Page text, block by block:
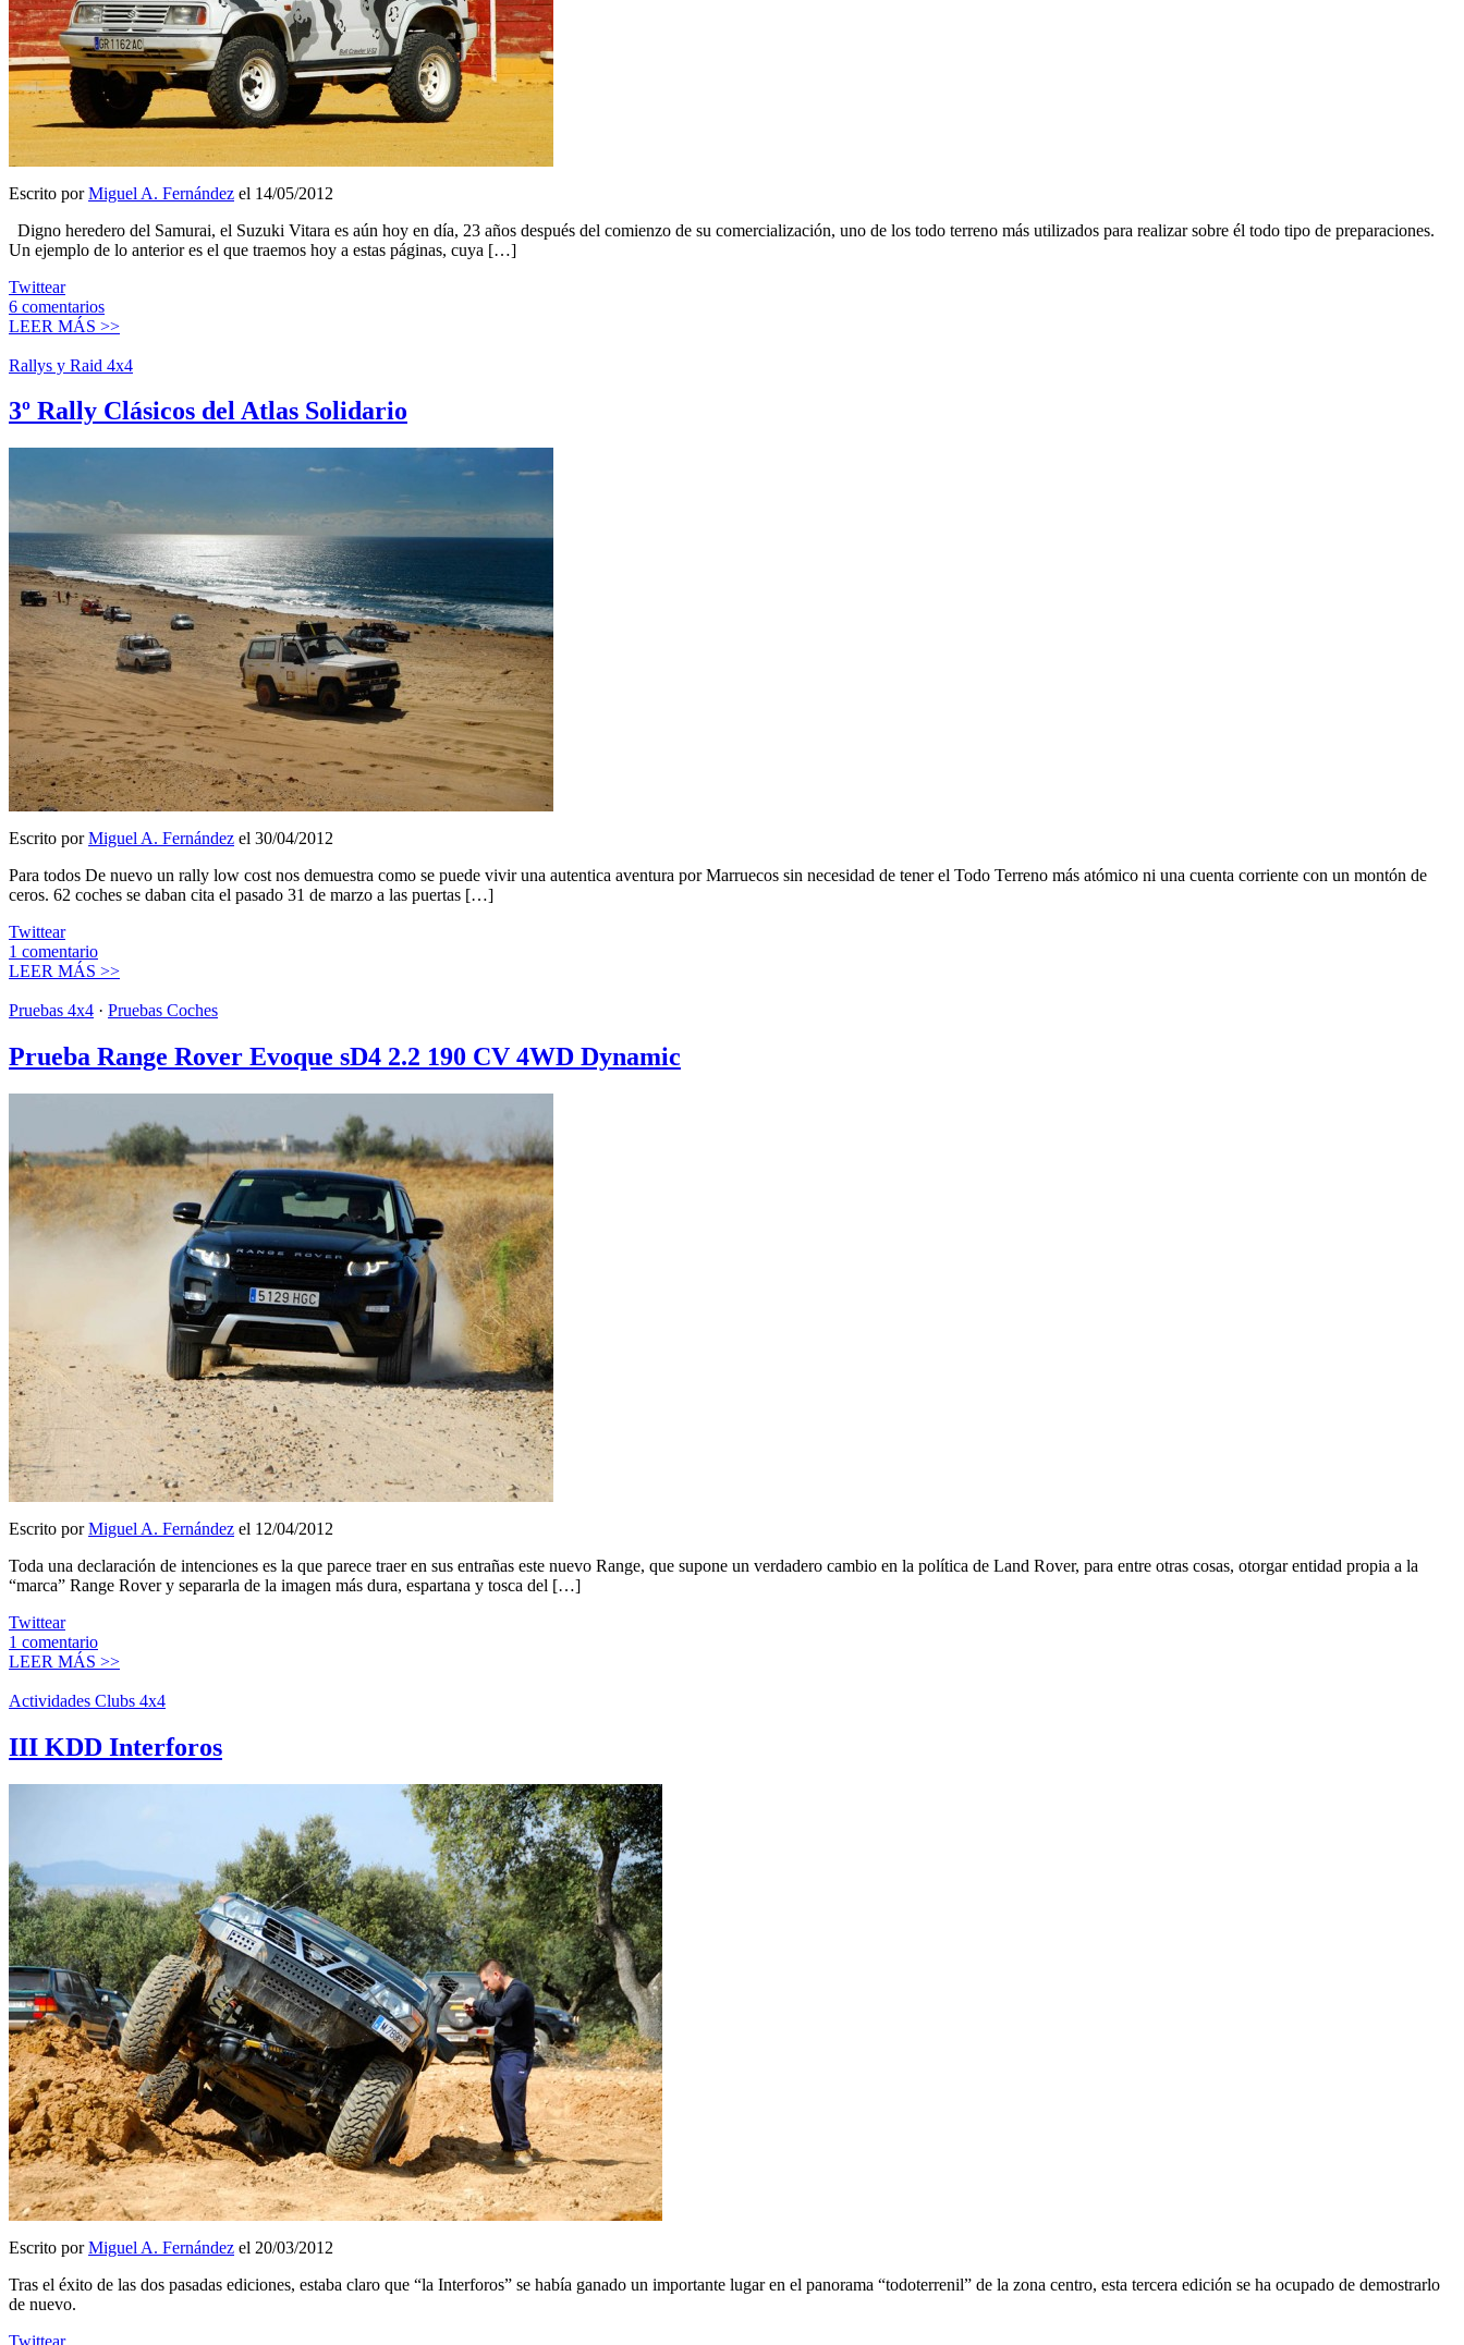
Escrito porMiguel A. Fernández el 14/05/2012
Digno heredero del Samurai, el Suzuki Vitara es aún hoy en día, 23 años después del comienzo de su comercialización, uno de los todo terreno más utilizados para realizar sobre él todo tipo de preparaciones.
Un ejemplo de lo anterior es el que traemos hoy a estas páginas, cuya […]
Twittear
6 comentarios
LEER MÁS >>
Rallys y Raid 4x4
3º Rally Clásicos del Atlas Solidario
Escrito porMiguel A. Fernández el 30/04/2012
Para todos De nuevo un rally low cost nos demuestra como se puede vivir una autentica aventura por Marruecos sin necesidad de tener el Todo Terreno más atómico ni una cuenta corriente con un montón de
ceros. 62 coches se daban cita el pasado 31 de marzo a las puertas […]
Twittear
1 comentario
LEER MÁS >>
Pruebas 4x4 · Pruebas Coches
Prueba Range Rover Evoque sD4 2.2 190 CV 4WD Dynamic
Escrito porMiguel A. Fernández el 12/04/2012
Toda una declaración de intenciones es la que parece traer en sus entrañas este nuevo Range, que supone un verdadero cambio en la política de Land Rover, para entre otras cosas, otorgar entidad propia a la
“marca” Range Rover y separarla de la imagen más dura, espartana y tosca del […]
Twittear
1 comentario
LEER MÁS >>
Actividades Clubs 4x4
III KDD Interforos
Escrito porMiguel A. Fernández el 20/03/2012
Tras el éxito de las dos pasadas ediciones, estaba claro que “la Interforos” se había ganado un importante lugar en el panorama “todoterrenil” de la zona centro, esta tercera edición se ha ocupado de demostrarlo
de nuevo.
Twittear